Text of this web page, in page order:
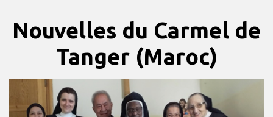
Nouvelles du Carmel de
Tanger (Maroc)